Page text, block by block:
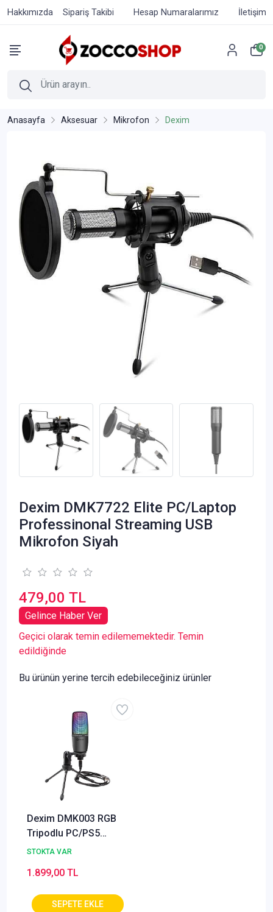
Hakkımızda Sipariş Takibi Hesap Numaralarımız İletişim
0
Anasayfa Aksesuar Mikrofon Dexim
Dexim DMK7722 Elite PC/Laptop
Professinonal Streaming USB
Mikrofon Siyah
479,00 TL
Gelince Haber Ver
Geçici olarak temin edilememektedir. Temin
edildiğinde
Bu ürünün yerine tercih edebileceğiniz ürünler
Dexim DMK003 RGB
Tripodlu PC/PS5
Uyumlu Siyah Oyuncu
STOKTA VAR
1.899,00 TL